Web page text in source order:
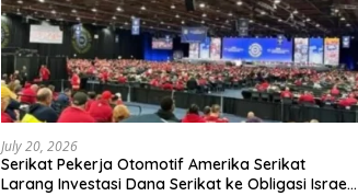
July 20, 2026
Serikat Pekerja Otomotif Amerika Serikat
Larang Investasi Dana Serikat ke Obligasi Israel,